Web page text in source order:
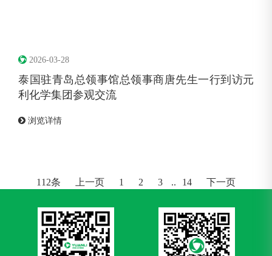
2026-03-28
泰国驻青岛总领事馆总领事商唐先生一行到访元
利化学集团参观交流
浏览详情
112条 上一页 1 2 3 .. 14 下一页